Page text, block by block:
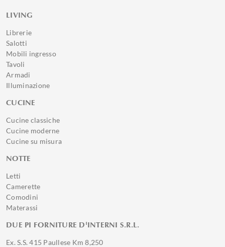
LIVING
Librerie
Salotti
Mobili ingresso
Tavoli
Armadi
Illuminazione
CUCINE
Cucine classiche
Cucine moderne
Cucine su misura
NOTTE
Letti
Camerette
Comodini
Materassi
DUE PI FORNITURE D'INTERNI S.R.L.
Ex. S.S. 415 Paullese Km 8,250